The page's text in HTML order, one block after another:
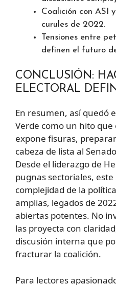
Coalición con ASI
curules de 2022.
Tensiones entre
definen el futuro
CONCLUSIÓN:
ELECTORAL
En resumen, así quedó
Verde como un hito
expone fisuras,
cabeza de lista al
Desde el liderazgo de
pugnas sectoriales,
complejidad de la
amplias, legados de
abiertas potentes. No
las proyecta con
discusión interna que
fracturar la coalición.
Para lectores